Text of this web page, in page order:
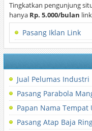
Tingkatkan pengunjung
hanya Rp. 5.000/bulan
Pasang Iklan Link
Jual Pelumas Industri
Pasang Parabola
Papan Nama Tempat
Pasang Atap Baja